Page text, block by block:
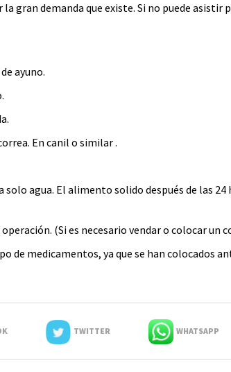
gran demanda que existe. Si no puede asistir
ayuno.
En canil o similar .
agua. El alimento solido después de las
(Si es necesario vendar o colocar un
de medicamentos, ya que se han colocados
TWITTER WHATSAPP